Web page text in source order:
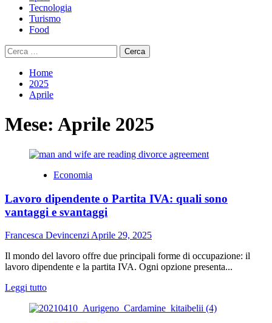
Tecnologia
Turismo
Food
Ricerca
per:
Home
2025
Aprile
Mese: Aprile 2025
Economia
Lavoro dipendente o Partita IVA: quali sono
vantaggi e svantaggi
Francesca Devincenzi Aprile 29, 2025
Il mondo del lavoro offre due principali forme di occupazione: il
lavoro dipendente e la partita IVA. Ogni opzione presenta...
Leggi tuttoLeggi
più